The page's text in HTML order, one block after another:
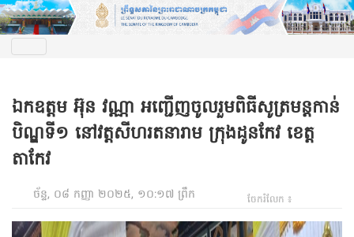
ឯកឧត្តម អ៊ុន វណ្ណា អញ្ជើញចូលរួមពិធីសូត្រមន្តកាន់
បិណ្ឌទី១ នៅវត្តសីហរតនារាម ក្រុងដូនកែវ ខេត្ត
តាកែវ
ច័ន្ទ, ០៨ កញ្ញា ២០២៥, ១០:១៧ ព្រឹក ចែករំលែក ៖